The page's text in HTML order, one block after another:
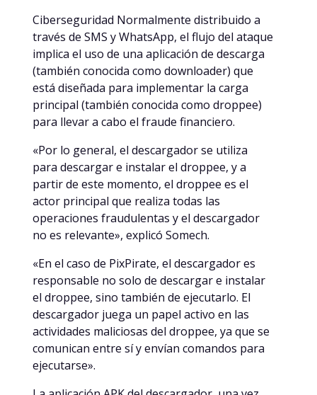
Ciberseguridad Normalmente distribuido a
través de SMS y WhatsApp, el flujo del ataque
implica el uso de una aplicación de descarga
(también conocida como downloader) que
está diseñada para implementar la carga
principal (también conocida como droppee)
para llevar a cabo el fraude financiero.
«Por lo general, el descargador se utiliza
para descargar e instalar el droppee, y a
partir de este momento, el droppee es el
actor principal que realiza todas las
operaciones fraudulentas y el descargador
no es relevante», explicó Somech.
«En el caso de PixPirate, el descargador es
responsable no solo de descargar e instalar
el droppee, sino también de ejecutarlo. El
descargador juega un papel activo en las
actividades maliciosas del droppee, ya que se
comunican entre sí y envían comandos para
ejecutarse».